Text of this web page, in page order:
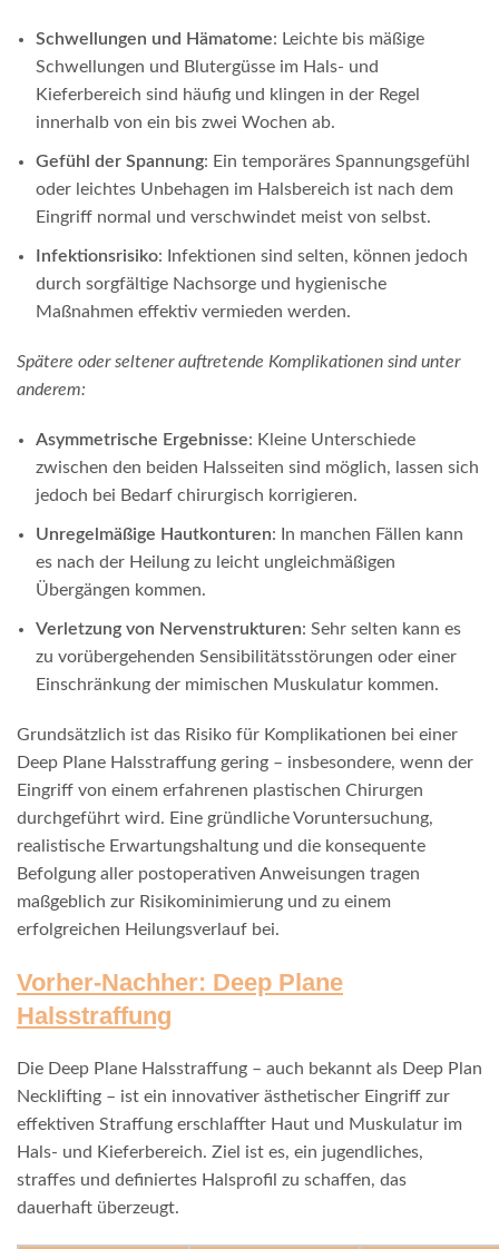
Schwellungen und Hämatome: Leichte bis mäßige
Schwellungen und Blutergüsse im Hals- und
Kieferbereich sind häufig und klingen in der Regel
innerhalb von ein bis zwei Wochen ab.
Gefühl der Spannung: Ein temporäres Spannungsgefühl
oder leichtes Unbehagen im Halsbereich ist nach dem
Eingriff normal und verschwindet meist von selbst.
Infektionsrisiko: Infektionen sind selten, können jedoch
durch sorgfältige Nachsorge und hygienische
Maßnahmen effektiv vermieden werden.
Spätere oder seltener auftretende Komplikationen sind unter
anderem:
Asymmetrische Ergebnisse: Kleine Unterschiede
zwischen den beiden Halsseiten sind möglich, lassen sich
jedoch bei Bedarf chirurgisch korrigieren.
Unregelmäßige Hautkonturen: In manchen Fällen kann
es nach der Heilung zu leicht ungleichmäßigen
Übergängen kommen.
Verletzung von Nervenstrukturen: Sehr selten kann es
zu vorübergehenden Sensibilitätsstörungen oder einer
Einschränkung der mimischen Muskulatur kommen.
Grundsätzlich ist das Risiko für Komplikationen bei einer
Deep Plane Halsstraffung gering – insbesondere, wenn der
Eingriff von einem erfahrenen plastischen Chirurgen
durchgeführt wird. Eine gründliche Voruntersuchung,
realistische Erwartungshaltung und die konsequente
Befolgung aller postoperativen Anweisungen tragen
maßgeblich zur Risikominimierung und zu einem
erfolgreichen Heilungsverlauf bei.
Vorher-Nachher: Deep Plane
Halsstraffung
Die Deep Plane Halsstraffung – auch bekannt als Deep Plan
Necklifting – ist ein innovativer ästhetischer Eingriff zur
effektiven Straffung erschlaffter Haut und Muskulatur im
Hals- und Kieferbereich. Ziel ist es, ein jugendliches,
straffes und definiertes Halsprofil zu schaffen, das
dauerhaft überzeugt.